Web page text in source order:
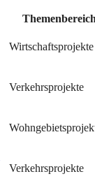
Wirtschaftsprojekte
Verkehrsprojekte
Verkehrsprojekte